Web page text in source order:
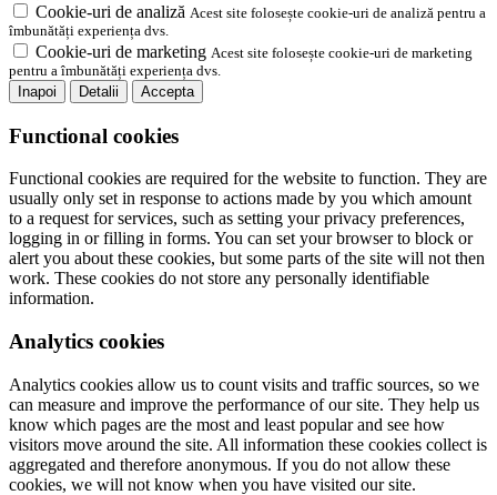
Cookie-uri de analiză Acest site folosește cookie-uri de analiză pentru a
îmbunătăți experiența dvs.
Cookie-uri de marketing Acest site folosește cookie-uri de marketing
pentru a îmbunătăți experiența dvs.
Inapoi
Detalii Accepta
Functional cookies
Functional cookies are required for the website to function. They are
usually only set in response to actions made by you which amount
to a request for services, such as setting your privacy preferences,
logging in or filling in forms. You can set your browser to block or
alert you about these cookies, but some parts of the site will not then
work. These cookies do not store any personally identifiable
information.
Analytics cookies
Analytics cookies allow us to count visits and traffic sources, so we
can measure and improve the performance of our site. They help us
know which pages are the most and least popular and see how
visitors move around the site. All information these cookies collect is
aggregated and therefore anonymous. If you do not allow these
cookies, we will not know when you have visited our site.